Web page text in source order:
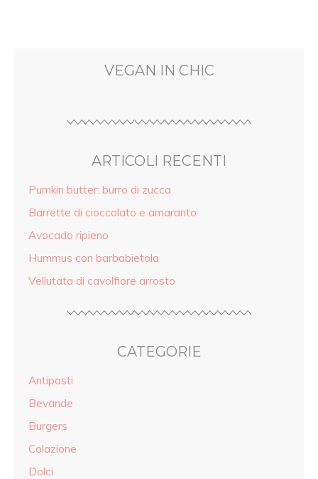
VEGAN IN CHIC
ARTICOLI RECENTI
Pumkin butter: burro di zucca
Barrette di cioccolato e amaranto
Avocado ripieno
Hummus con barbabietola
Vellutata di cavolfiore arrosto
CATEGORIE
Antipasti
Bevande
Burgers
Colazione
Dolci